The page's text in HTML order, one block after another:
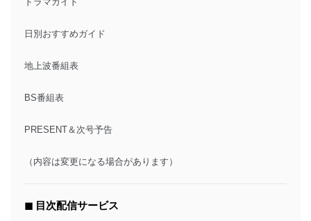
日別おすすめガイド
地上波番組表
BS番組表
PRESENT＆次号予告
（内容は変更になる場合があります）
◼︎ 目次配信サービス